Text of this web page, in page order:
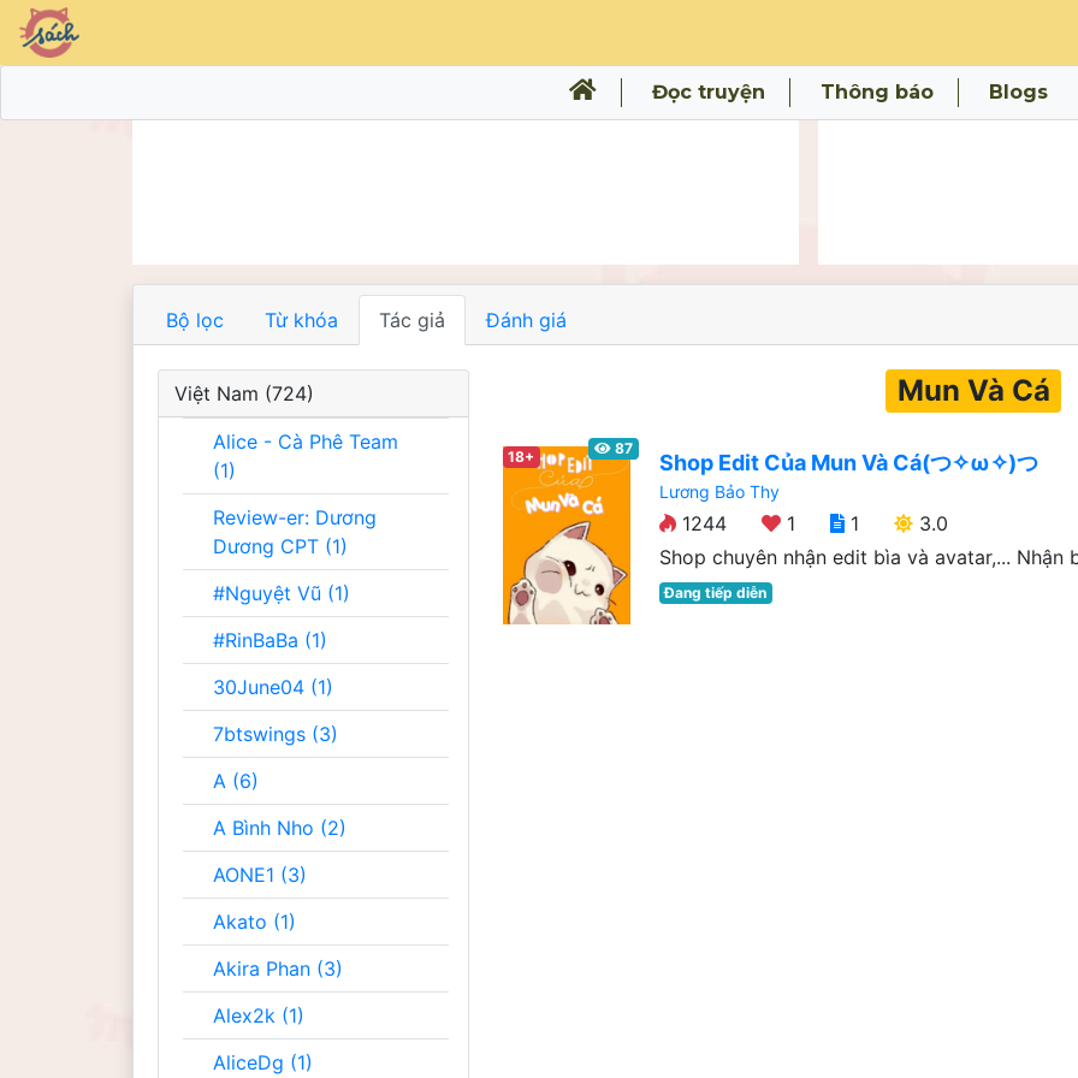
Đọc truyện Thông báo Blogs
Bộ lọc Từ khóa Tác giả Đánh giá
Việt Nam (724)
Alice - Cà Phê Team
(1)
Review-er: Dương
Dương CPT (1)
#Nguyệt Vũ (1)
#RinBaBa (1)
30June04 (1)
7btswings (3)
A (6)
A Bình Nho (2)
AONE1 (3)
Akato (1)
Akira Phan (3)
Alex2k (1)
AliceDg (1)
Mun Và Cá
18+ 87
Shop Edit Của Mun Và Cá(つ✧ω✧)つ
Lương Bảo Thy
1244 1 1
3.0
Shop chuyên nhận edit bìa và avatar,... Nhận
Đang tiếp diễn